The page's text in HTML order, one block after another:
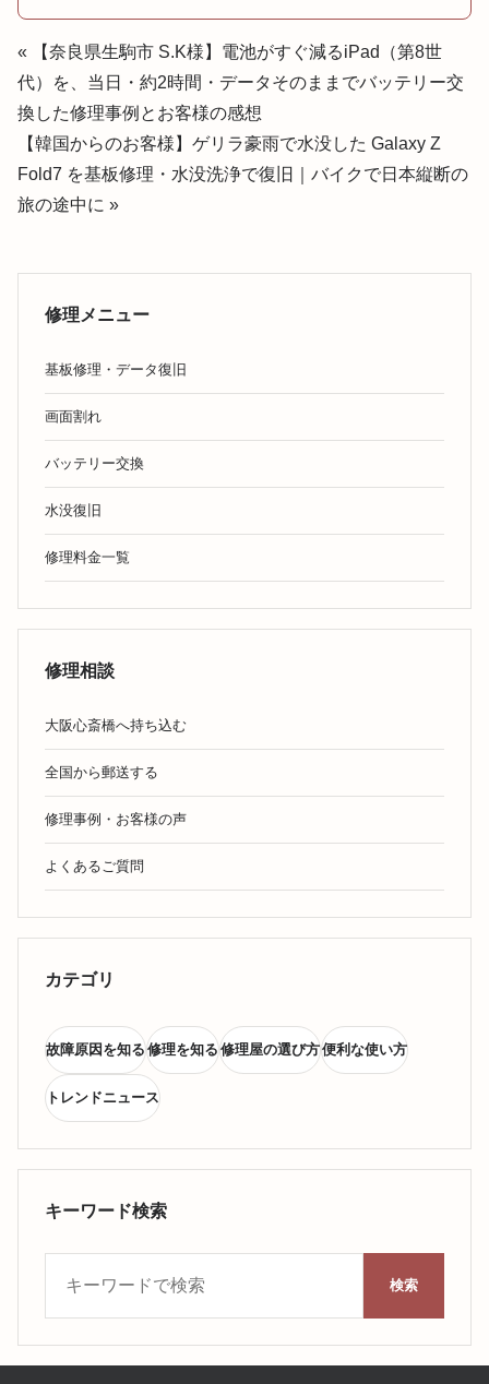
« 【奈良県生駒市 S.K様】電池がすぐ減るiPad（第8世
代）を、当日・約2時間・データそのままでバッテリー交
換した修理事例とお客様の感想
【韓国からのお客様】ゲリラ豪雨で水没した Galaxy Z
Fold7 を基板修理・水没洗浄で復旧｜バイクで日本縦断の
旅の途中に »
修理メニュー
基板修理・データ復旧
画面割れ
バッテリー交換
水没復旧
修理料金一覧
修理相談
大阪心斎橋へ持ち込む
全国から郵送する
修理事例・お客様の声
よくあるご質問
カテゴリ
故障原因を知る修理を知る修理屋の選び方便利な使い方
トレンドニュース
キーワード検索
検索